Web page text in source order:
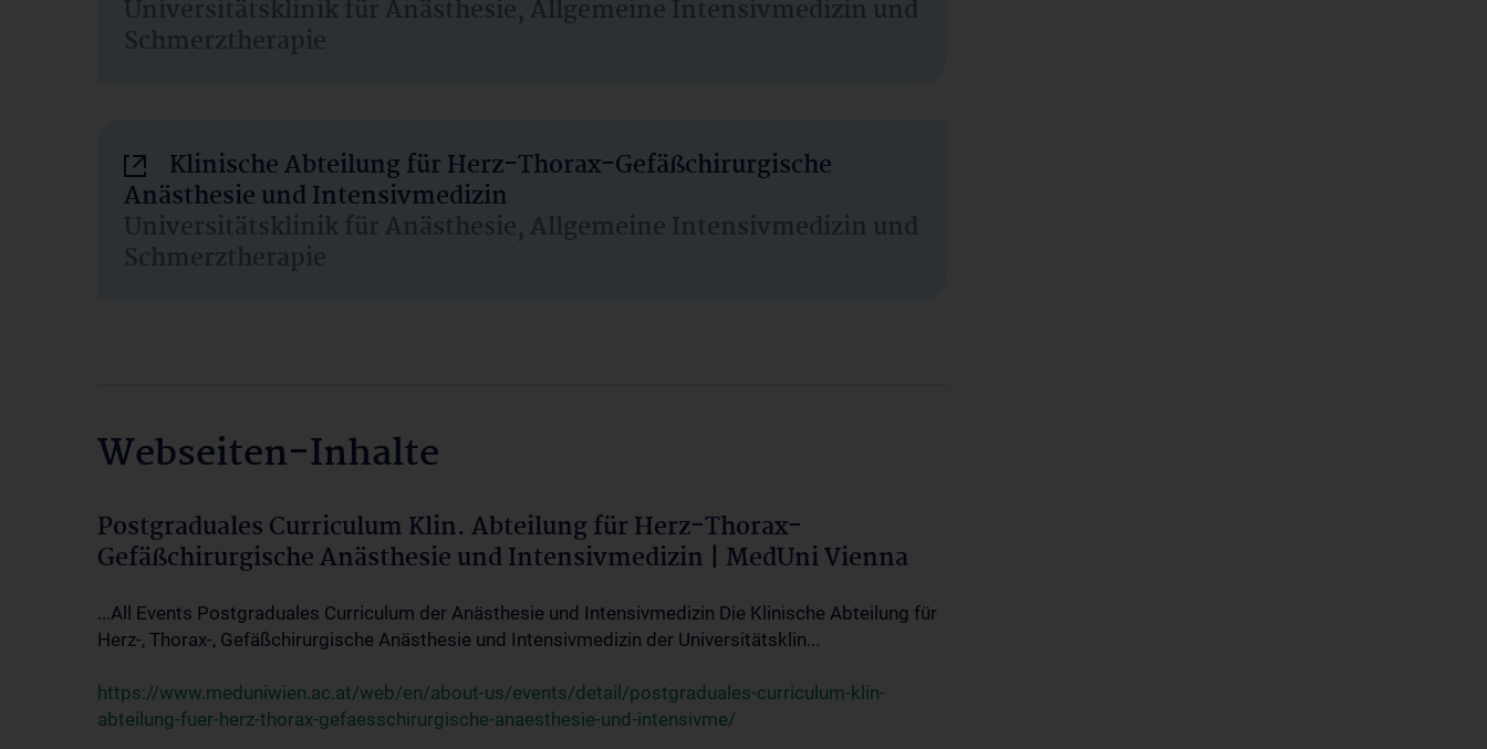
Universitätsklinik für Anästhesie, Allgemeine Intensivmedizin und
Schmerztherapie
Klinische Abteilung für Herz-Thorax-Gefäßchirurgische
Anästhesie und Intensivmedizin
Universitätsklinik für Anästhesie, Allgemeine Intensivmedizin und
Schmerztherapie
Webseiten-Inhalte
Postgraduales Curriculum Klin. Abteilung für Herz-Thorax-
Gefäßchirurgische Anästhesie und Intensivmedizin | MedUni Vienna
...All Events Postgraduales Curriculum der Anästhesie und Intensivmedizin Die Klinische Abteilung für
Herz-, Thorax-, Gefäßchirurgische Anästhesie und Intensivmedizin der Universitätsklin...
https://www.meduniwien.ac.at/web/en/about-us/events/detail/postgraduales-curriculum-klin-
abteilung-fuer-herz-thorax-gefaesschirurgische-anaesthesie-und-intensivme/